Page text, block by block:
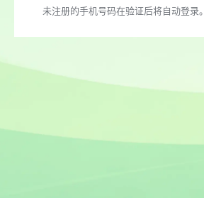
未注册的手机号码在验证后将自动登录。